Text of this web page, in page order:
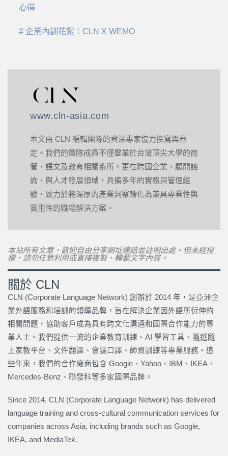
心得
# 企業內訓花絮：CLN X WEMO
www.cln-asia.com
本文由 CLN 編輯團隊的資深專家協力撰寫與審
定。我們的團隊成員不僅畢業於台灣頂尖大學的商
管、語文及教育相關系所，更在跨國企業、顧問諮
詢、與人才發展領域，具備多年的實務與管理經
驗，致力於將深厚的產業洞察轉化為兼具專業性與
實用性的職場解決方案。
本站所有文章，歡迎自由分享網址連結並註明出處。但未經授
權，請勿任意利用或直接複製、轉載文字內容。
關於 CLN
CLN (Corporate Language Network) 創辦於 2014 年，是亞洲企
業外語服務和培訓的領導品牌，旨在解決企業因外語所衍伸的
相關問題，協助客戶成為具有跨文化溝通和國際合作能力的專
業人士。我們提供一流的企業教育訓練、AI 學習工具、隨選隨
上家教平台、文件翻譯、會議口譯、師資訓練等專業服務。這
些年來，我們的合作廠商包含 Google、Yahoo、IBM、IKEA、
Mercedes-Benz、聯發科等多家國際品牌。
Since 2014, CLN (Corporate Language Network) has delivered
language training and cross-cultural communication services for
companies across Asia, including brands such as Google,
IKEA, and MediaTek.